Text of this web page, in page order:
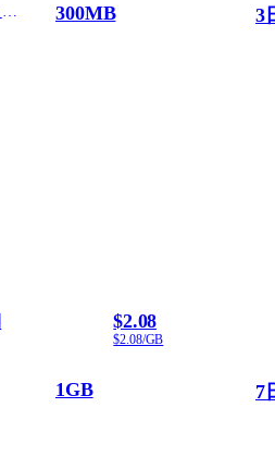
300MB 3
$2.08
$2.08/GB
1GB 7